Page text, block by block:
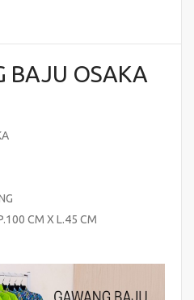
BAJU OSAKA
CM X L.45 CM